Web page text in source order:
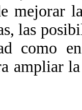
mejorar
las
como
ampliar